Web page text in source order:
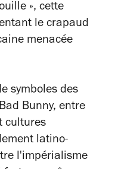
», cette
le crapaud
menacée
symboles des
Bunny, entre
cultures
latino-
l'impérialisme